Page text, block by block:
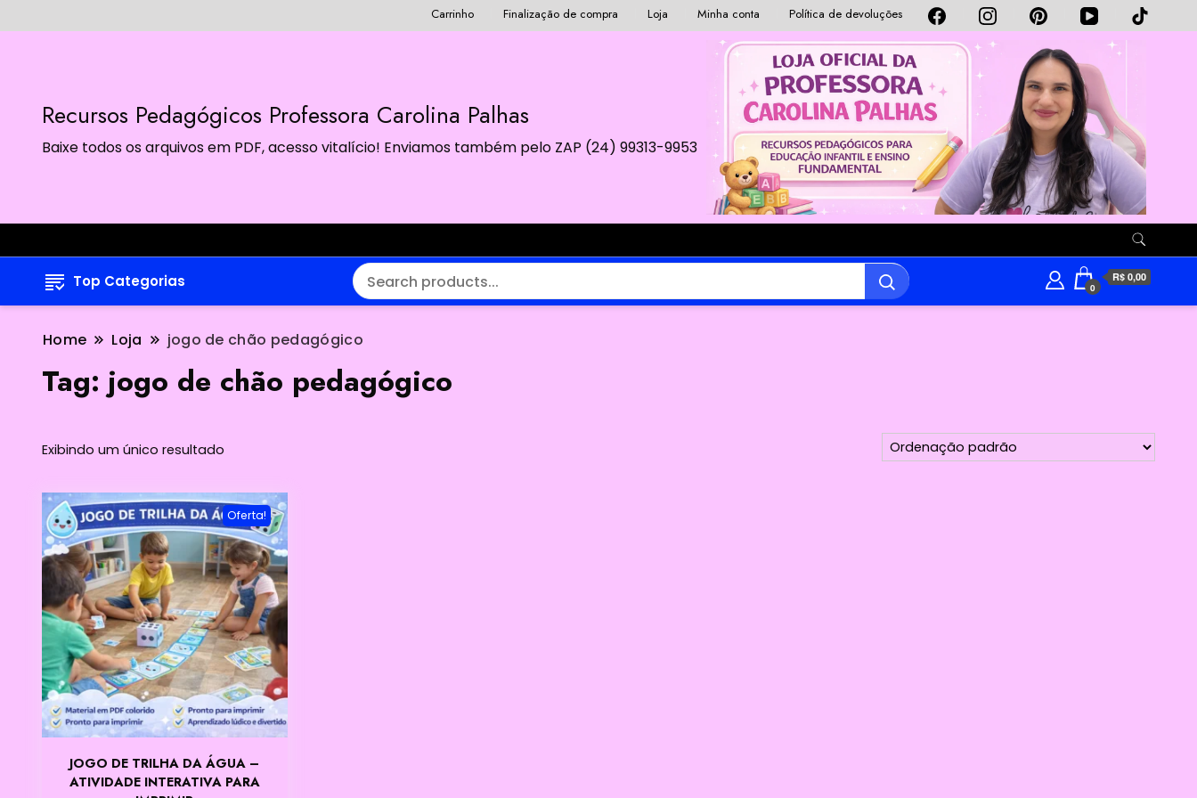
Carrinho Finalização de compra Loja Minha conta Política de devoluções
Recursos Pedagógicos Professora Carolina Palhas
Baixe todos os arquivos em PDF, acesso vitalício! Enviamos também pelo ZAP (24) 99313-9953
Top Categorias 0
R$ 0,00
Home Loja jogo de chão pedagógico
Tag: jogo de chão pedagógico
Exibindo um único resultado
Oferta!
JOGO DE TRILHA DA ÁGUA –
ATIVIDADE INTERATIVA PARA